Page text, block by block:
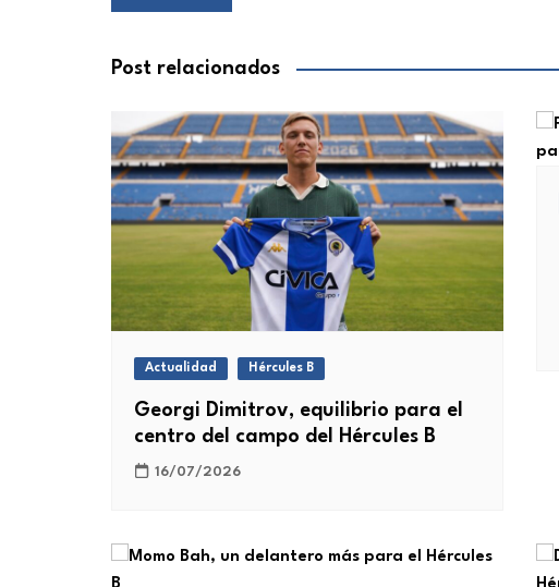
entradas
Post relacionados
Actualidad Hércules B
Georgi Dimitrov, equilibrio para el
centro del campo del Hércules B
16/07/2026